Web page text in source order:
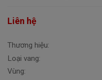
Liên hệ
Thương hiệu:
Loại vang:
Vùng: